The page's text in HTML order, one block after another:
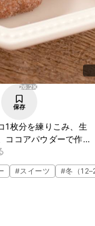
26.2K
保存
1枚分を練りこみ、生
ココアパウダーで作っ
楽しめますよ。ぜひ
#スイーツ #冬（